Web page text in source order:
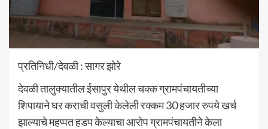
प्रतिनिधी/देवळी : सागर झोरे
देवळी तालुक्यातील ईसापुर येथील चक्क ग्रामपंचायतीच्या
शिपायाने घर कराची वसुली केलेली रक्कम 30 हजार रुपये खर्च
झाल्याचे महप्पत हडप केल्याचा आरोप ग्रामपंचायतीने केला